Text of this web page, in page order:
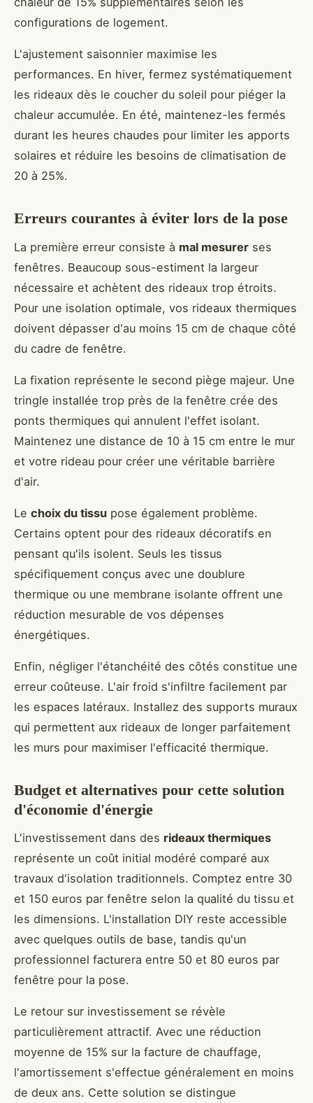
configurations de logement.
L'ajustement saisonnier maximise les
performances. En hiver, fermez systématiquement
les rideaux dès le coucher du soleil pour piéger la
chaleur accumulée. En été, maintenez-les fermés
durant les heures chaudes pour limiter les apports
solaires et réduire les besoins de climatisation de
20 à 25%.
Erreurs courantes à éviter lors de la pose
La première erreur consiste à mal mesurer ses
fenêtres. Beaucoup sous-estiment la largeur
nécessaire et achètent des rideaux trop étroits.
Pour une isolation optimale, vos rideaux thermiques
doivent dépasser d'au moins 15 cm de chaque côté
du cadre de fenêtre.
La fixation représente le second piège majeur. Une
tringle installée trop près de la fenêtre crée des
ponts thermiques qui annulent l'effet isolant.
Maintenez une distance de 10 à 15 cm entre le mur
et votre rideau pour créer une véritable barrière
d'air.
Le choix du tissu pose également problème.
Certains optent pour des rideaux décoratifs en
pensant qu'ils isolent. Seuls les tissus
spécifiquement conçus avec une doublure
thermique ou une membrane isolante offrent une
réduction mesurable de vos dépenses
énergétiques.
Enfin, négliger l'étanchéité des côtés constitue une
erreur coûteuse. L'air froid s'infiltre facilement par
les espaces latéraux. Installez des supports muraux
qui permettent aux rideaux de longer parfaitement
les murs pour maximiser l'efficacité thermique.
Budget et alternatives pour cette solution
d'économie d'énergie
L'investissement dans des rideaux thermiques
représente un coût initial modéré comparé aux
travaux d'isolation traditionnels. Comptez entre 30
et 150 euros par fenêtre selon la qualité du tissu et
les dimensions. L'installation DIY reste accessible
avec quelques outils de base, tandis qu'un
professionnel facturera entre 50 et 80 euros par
fenêtre pour la pose.
Le retour sur investissement se révèle
particulièrement attractif. Avec une réduction
moyenne de 15% sur la facture de chauffage,
l'amortissement s'effectue généralement en moins
de deux ans. Cette solution se distingue